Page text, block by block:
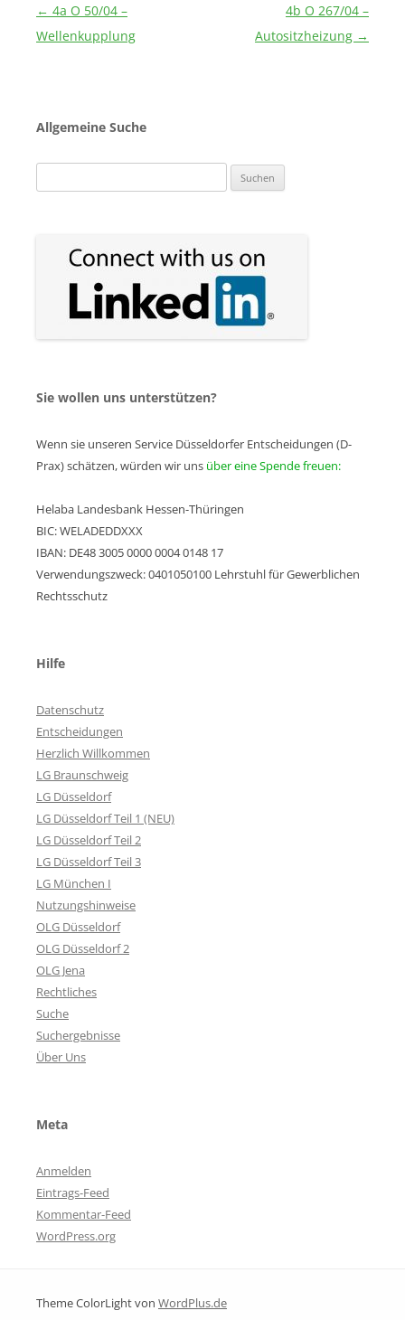
Beitragsnavigation
← 4a O 50/04 –
Wellenkupplung
4b O 267/04 –
Autositzheizung →
Allgemeine Suche
nach:
Sie wollen uns unterstützen?
Wenn sie unseren Service Düsseldorfer Entscheidungen (D-
Prax) schätzen, würden wir uns über eine Spende freuen:
Helaba Landesbank Hessen-Thüringen
BIC: WELADEDDXXX
IBAN: DE48 3005 0000 0004 0148 17
Verwendungszweck: 0401050100 Lehrstuhl für Gewerblichen
Rechtsschutz
Hilfe
Datenschutz
Entscheidungen
Herzlich Willkommen
LG Braunschweig
LG Düsseldorf
LG Düsseldorf Teil 1 (NEU)
LG Düsseldorf Teil 2
LG Düsseldorf Teil 3
LG München I
Nutzungshinweise
OLG Düsseldorf
OLG Düsseldorf 2
OLG Jena
Rechtliches
Suche
Suchergebnisse
Über Uns
Meta
Anmelden
Eintrags-Feed
Kommentar-Feed
WordPress.org
Theme ColorLight von WordPlus.de